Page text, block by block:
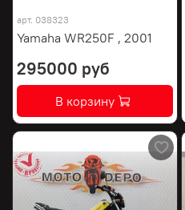
арт. 038323
Yamaha WR250F , 2001
295000 руб
В корзину